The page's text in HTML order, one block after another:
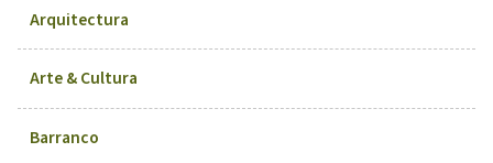
Arquitectura
Arte & Cultura
Barranco